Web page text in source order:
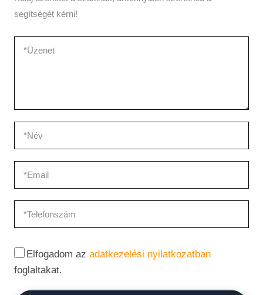
segítségét kérni!
Elfogadom az adatkezelési nyilatkozatban
foglaltakat.